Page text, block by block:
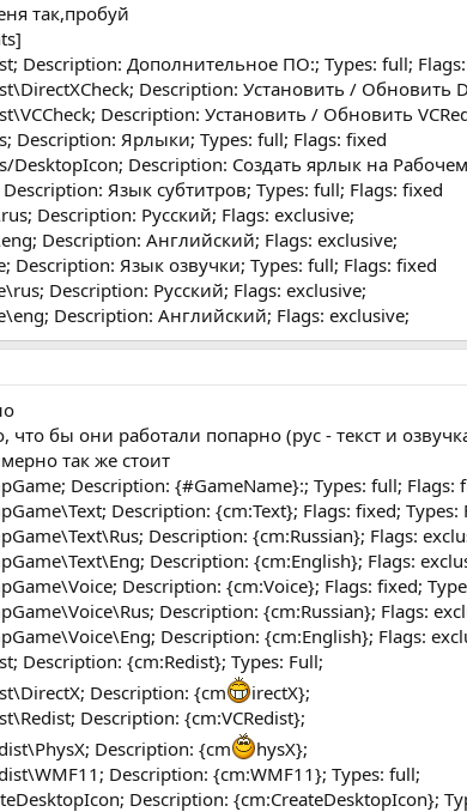
так,пробуй
Description: Дополнительное ПО:; Types: full;
Description: Установить / Обновить
Description: Установить / Обновить
Description: Ярлыки; Types: full; Flags: fixed
DesktopIcon; Description: Создать ярлык на
Язык субтитров; Types: full; Flags: fixed
Description: Русский; Flags: exclusive;
Description: Английский; Flags: exclusive;
Description: Язык озвучки; Types: full; Flags: fixed
Description: Русский; Flags: exclusive;
Description: Английский; Flags: exclusive;
бы они работали попарно (рус - текст и
так же стоит
Description: {#GameName}:; Types: full; Flags:
Description: {cm:Text}; Flags: fixed; Types:
Description: {cm:Russian}; Flags:
Description: {cm:English}; Flags:
Description: {cm:Voice}; Flags: fixed;
Description: {cm:Russian}; Flags:
Description: {cm:English}; Flags:
Description: {cm:Redist}; Types: Full;
Description: {cm
irectX};
Description: {cm:VCRedist};
Description: {cm
hysX};
Description: {cm:WMF11}; Types: full;
Description: {cm:CreateDesktopIcon};